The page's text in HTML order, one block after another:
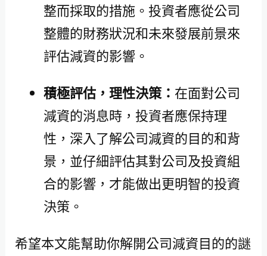
整而採取的措施。投資者應從公司
整體的財務狀況和未來發展前景來
評估減資的影響。
積極評估，理性決策： 在面對公司
減資的消息時，投資者應保持理
性，深入了解公司減資的目的和背
景，並仔細評估其對公司及投資組
合的影響，才能做出更明智的投資
決策。
希望本文能幫助你解開公司減資目的的謎